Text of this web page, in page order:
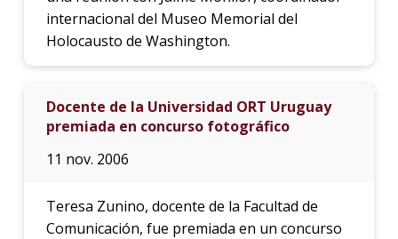
internacional del Museo Memorial del
Holocausto de Washington.
Docente de la Universidad ORT Uruguay
premiada en concurso fotográfico
11 nov. 2006
Teresa Zunino, docente de la Facultad de
Comunicación, fue premiada en un concurso